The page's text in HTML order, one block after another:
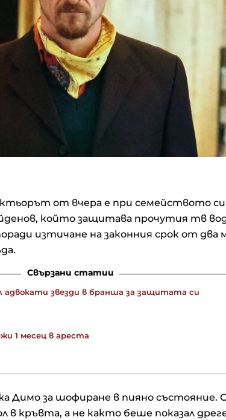
от вчера е при семейството
който защитава прочутия тв
изтичане на законния срок от два
Свързани статии
адвокати звезди в бранша за защитата си
1 месец в ареста
Димо за шофиране в пияно състояние.
в кръвта, а не както беше показал